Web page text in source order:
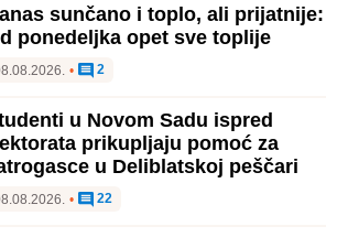
sunčano i toplo, ali prijatnije:
ponedeljka opet sve toplije
• 2
u Novom Sadu ispred
prikupljaju pomoć za
u Deliblatskoj peščari
• 22